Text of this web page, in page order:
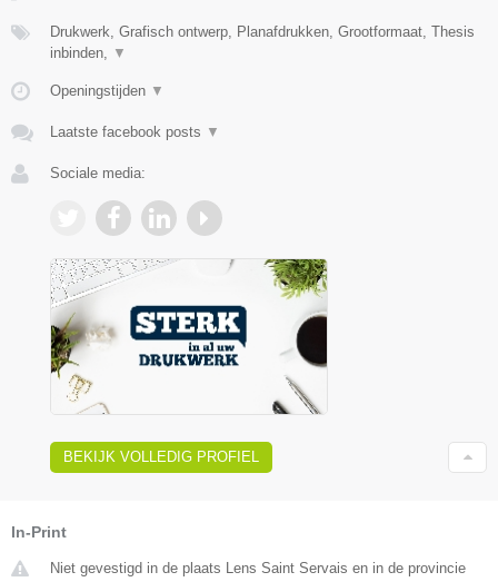
Drukwerk, Grafisch ontwerp, Planafdrukken, Grootformaat, Thesis
inbinden,
▼
Openingstijden ▼
Laatste facebook posts ▼
Sociale media:
BEKIJK VOLLEDIG PROFIEL
In-Print
Niet gevestigd in de plaats Lens Saint Servais en in de provincie